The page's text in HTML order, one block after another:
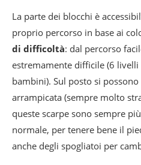
La parte dei blocchi è
proprio percorso in base ai
di difficoltà: dal percorso
estremamente difficile (6
bambini). Sul posto si
arrampicata (sempre molto
queste scarpe sono sempre
normale, per tenere bene il
anche degli spogliatoi per